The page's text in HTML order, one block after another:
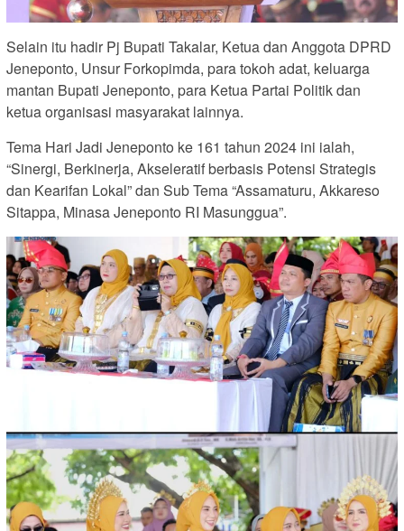
Selain itu hadir Pj Bupati Takalar, Ketua dan Anggota DPRD
Jeneponto, Unsur Forkopimda, para tokoh adat, keluarga
mantan Bupati Jeneponto, para Ketua Partai Politik dan
ketua organisasi masyarakat lainnya.
Tema Hari Jadi Jeneponto ke 161 tahun 2024 ini ialah,
“Sinergi, Berkinerja, Akseleratif berbasis Potensi Strategis
dan Kearifan Lokal” dan Sub Tema “Assamaturu, Akkareso
Sitappa, Minasa Jeneponto RI Masunggua”.